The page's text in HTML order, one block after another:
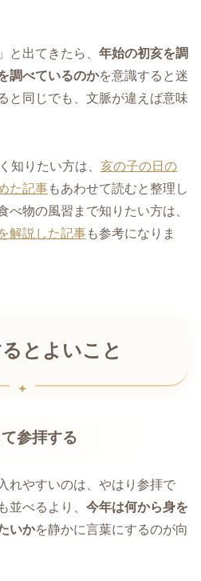
と出てきたら、 年始の初亥を調
調べているのかを意識すると迷
と同じでも、文脈が違えば意味
知りたい方は、 亥の子の日の
た記事もあわせて読むと整理し
べ物の風習まで知りたい方は、
解説した記事も参考になりま
とよいこと
参拝する
れやすいのは、やはり参拝で
並べるより、 今年は何から身を
いかを静かに言葉にするのが向